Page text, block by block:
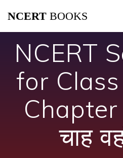
NCERT BOOKS
NCERT
for
Chapter
चाह